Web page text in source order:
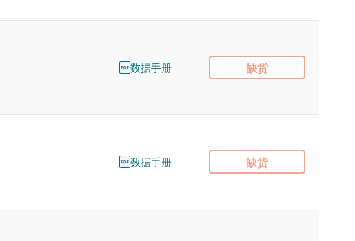
数据手册 缺货
数据手册 缺货